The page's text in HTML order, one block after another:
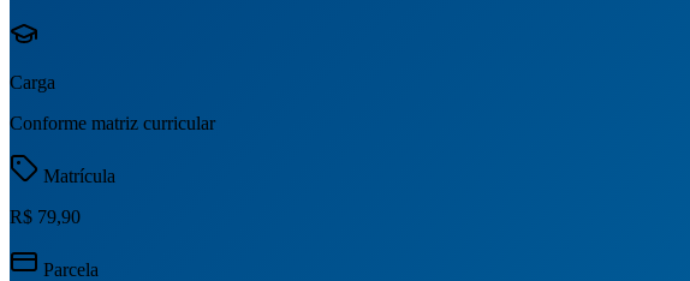
Carga
Conforme matriz curricular
Matrícula
R$ 79,90
Parcela